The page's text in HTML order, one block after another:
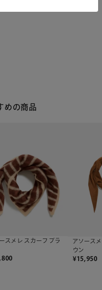
めの商品
スメレ スカーフ ブラ
アソース
ウン
¥15,950